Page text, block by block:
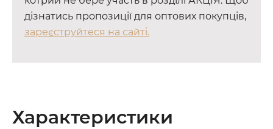
дізнатись пропозиції для оптових покупців,
зареєструйтеся на сайті.
Характеристики